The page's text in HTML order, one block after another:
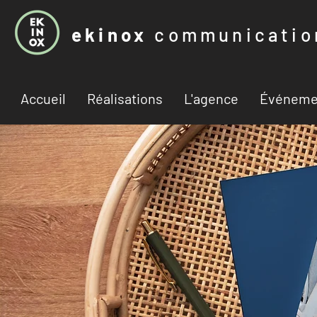
ekinox
Accueil Réalisations L'agence